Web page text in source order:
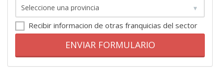
Recibir informacion de otras franquicias del sector
ENVIAR FORMULARIO